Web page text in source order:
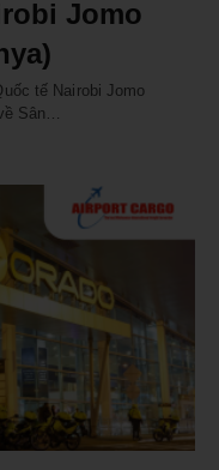
Jomo
tế Nairobi Jomo
Sân…